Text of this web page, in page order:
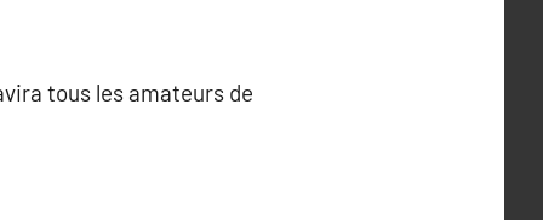
tous les amateurs de